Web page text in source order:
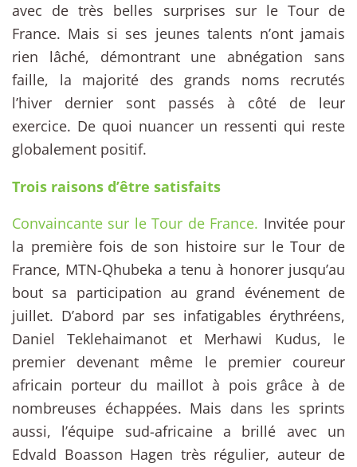
avec de très belles surprises sur le Tour de
France. Mais si ses jeunes talents n’ont jamais
rien lâché, démontrant une abnégation sans
faille, la majorité des grands noms recrutés
l’hiver dernier sont passés à côté de leur
exercice. De quoi nuancer un ressenti qui reste
globalement positif.
Trois raisons d’être satisfaits
Convaincante sur le Tour de France. Invitée pour
la première fois de son histoire sur le Tour de
France, MTN-Qhubeka a tenu à honorer jusqu’au
bout sa participation au grand événement de
juillet. D’abord par ses infatigables érythréens,
Daniel Teklehaimanot et Merhawi Kudus, le
premier devenant même le premier coureur
africain porteur du maillot à pois grâce à de
nombreuses échappées. Mais dans les sprints
aussi, l’équipe sud-africaine a brillé avec un
Edvald Boasson Hagen très régulier, auteur de